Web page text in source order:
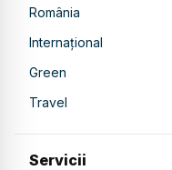
România
Internațional
Green
Travel
Servicii